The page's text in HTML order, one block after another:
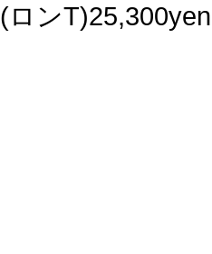
(ロンT)25,300yen